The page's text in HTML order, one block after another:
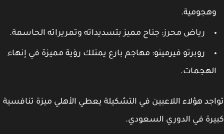
رياض محرز: جناح مميز بتسديداته وتمريراته الحاسمة.
روبرتو فيرمينو: مهاجم بارع يمتلك رؤية مميزة في إنهاء
هؤلاء اللاعبين في التشكيلة يعطي الأهلي ميزة تنافسية
في الدوري السعودي.